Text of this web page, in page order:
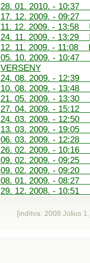
28. 01. 2010. - 10:37
17. 12. 2009. - 09:27
11. 12. 2009. - 13:58
24. 11. 2009. - 13:29
12. 11. 2009. - 11:08
05. 10. 2009. - 10:47
VERSENY
24. 08. 2009. - 12:39
10. 08. 2009. - 13:48
21. 05. 2009. - 13:30
27. 04. 2009. - 15:12
24. 03. 2009. - 12:50
13. 03. 2009. - 19:05
06. 03. 2009. - 12:28
26. 02. 2009. - 10:16
09. 02. 2009. - 09:25
09. 02. 2009. - 09:20
08. 01. 2009. - 08:27
29. 12. 2008. - 10:51
[indítva: 2008.Július